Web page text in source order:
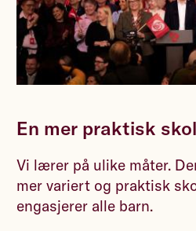
En mer praktisk
Vi lærer på ulike måter.
mer variert og praktisk
engasjerer alle barn.